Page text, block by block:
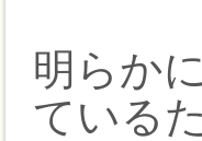
明らか
ている